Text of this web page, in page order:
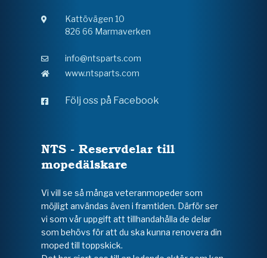
Kattövägen 10
826 66 Marmaverken
info@ntsparts.com
www.ntsparts.com
Följ oss på Facebook
NTS - Reservdelar till
mopedälskare
Vi vill se så många veteranmopeder som
möjligt användas även i framtiden. Därför ser
vi som vår uppgift att tillhandahålla de delar
som behövs för att du ska kunna renovera din
moped till toppskick.